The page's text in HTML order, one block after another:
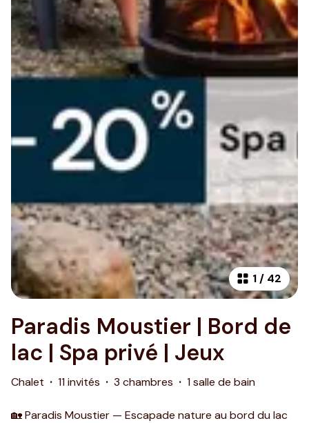
1 / 42
Paradis Moustier | Bord de
lac | Spa privé | Jeux
Chalet · 11 invités · 3 chambres · 1 salle de bain
🏡 Paradis Moustier — Escapade nature au bord du lac